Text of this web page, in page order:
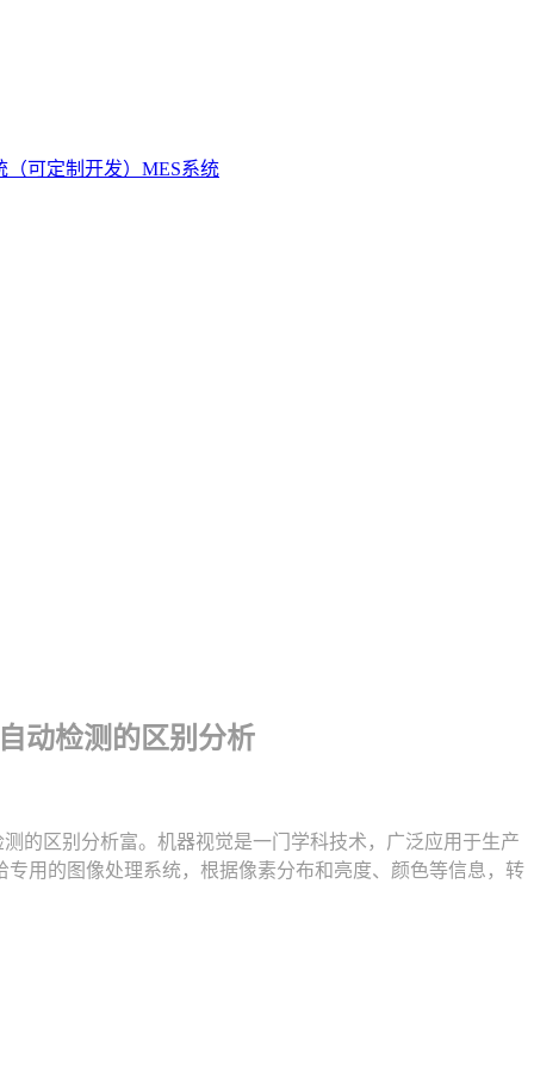
可定制开发） MES系统
动检测的区别分析
区别分析富。机器视觉是一门学科技术，广泛应用于生产
用的图像处理系统，根据像素分布和亮度、颜色等信息，转